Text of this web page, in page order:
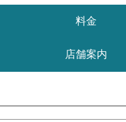
料金
店舗案内